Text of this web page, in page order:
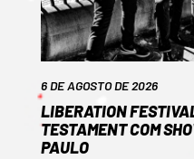
6 DE AGOSTO DE 2026
LIBERATION
TESTAMENT COM
PAULO